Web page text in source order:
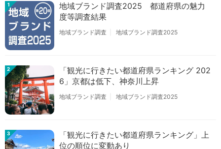
1
地域ブランド調査2025 都道府県の魅力
度等調査結果
地域ブランド調査 地域ブランド調査2025
2
「観光に行きたい都道府県ランキング 202
6」京都は低下、神奈川上昇
地域ブランド調査 地域ブランド調査2025
3
「観光に行きたい都道府県ランキング」上
位の順位に変動あり